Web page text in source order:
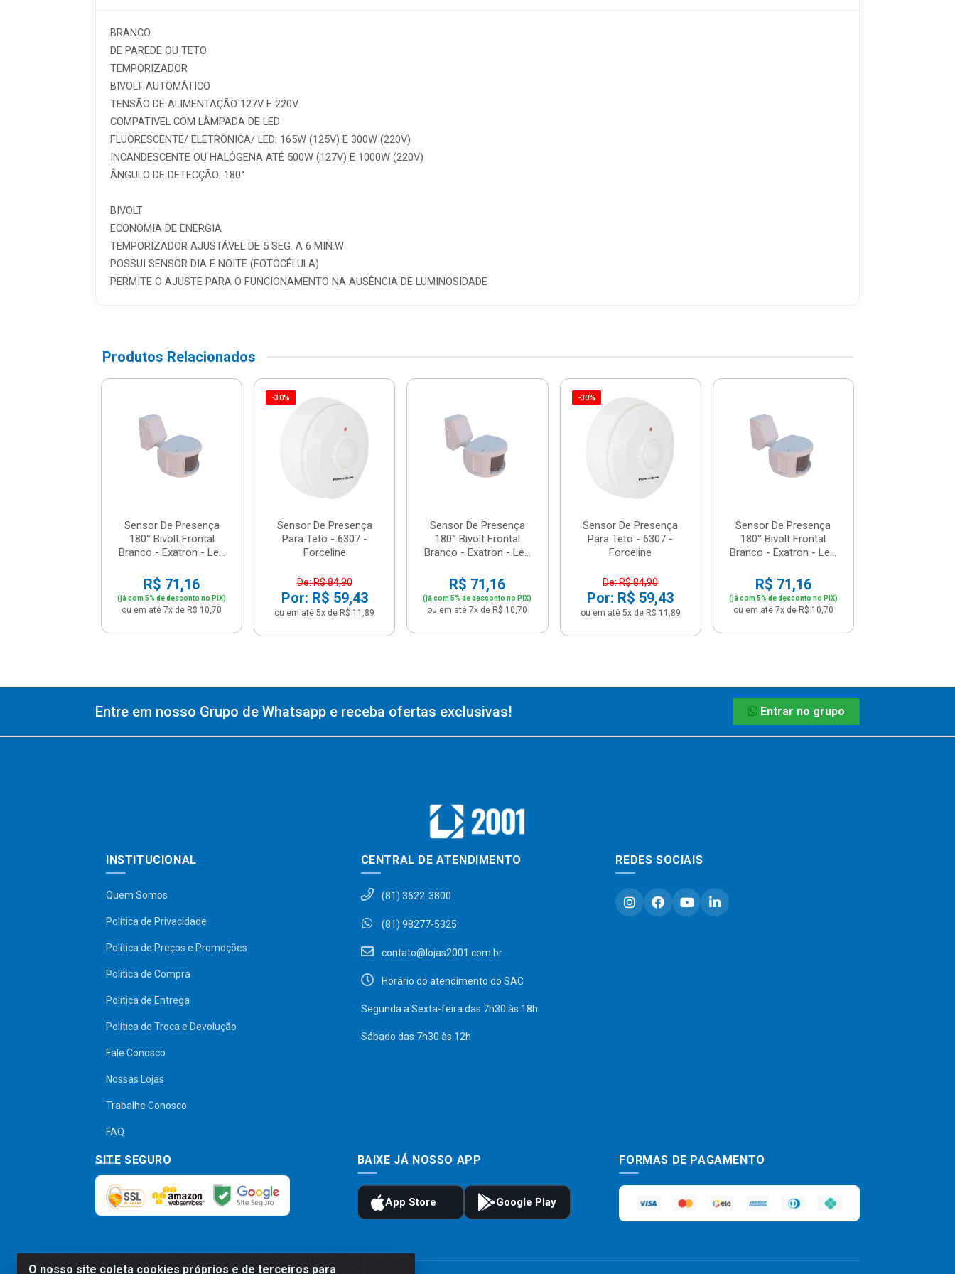
BRANCO
DE PAREDE OU TETO
TEMPORIZADOR
BIVOLT AUTOMÁTICO
TENSÃO DE ALIMENTAÇÃO 127V E 220V
COMPATIVEL COM LÂMPADA DE LED
FLUORESCENTE/ ELETRÔNICA/ LED: 165W (125V) E 300W (220V)
INCANDESCENTE OU HALÓGENA ATÉ 500W (127V) E 1000W (220V)
ÂNGULO DE DETECÇÃO: 180°
BIVOLT
ECONOMIA DE ENERGIA
TEMPORIZADOR AJUSTÁVEL DE 5 SEG. A 6 MIN.W
POSSUI SENSOR DIA E NOITE (FOTOCÉLULA)
PERMITE O AJUSTE PARA O FUNCIONAMENTO NA AUSÊNCIA DE LUMINOSIDADE
Produtos Relacionados
Sensor De Presença
180° Bivolt Frontal
Branco - Exatron - Le...
R$ 71,16
(já com 5% de desconto no PIX)
ou em até 7x de R$ 10,70
-30%
Sensor De Presença
Para Teto - 6307 -
Forceline
De: R$ 84,90
Por: R$ 59,43
ou em até 5x de R$ 11,89
Sensor De Presença
180° Bivolt Frontal
Branco - Exatron - Le...
R$ 71,16
(já com 5% de desconto no PIX)
ou em até 7x de R$ 10,70
-30%
Sensor De Presença
Para Teto - 6307 -
Forceline
De: R$ 84,90
Por: R$ 59,43
ou em até 5x de R$ 11,89
Sensor De Presença
180° Bivolt Frontal
Branco - Exatron - Le...
R$ 71,16
(já com 5% de desconto no PIX)
ou em até 7x de R$ 10,70
O nosso site coleta cookies próprios e de terceiros para
Entre em nosso Grupo de Whatsapp e receba ofertas exclusivas! Entrar no grupo
INSTITUCIONAL
Quem Somos
Política de Privacidade
Política de Preços e Promoções
Política de Compra
Política de Entrega
Política de Troca e Devolução
Fale Conosco
Nossas Lojas
Trabalhe Conosco
FAQ
CENTRAL DE ATENDIMENTO
(81) 3622-3800
(81) 98277-5325
contato@lojas2001.com.br
Horário do atendimento do SAC
Segunda a Sexta-feira das 7h30 às 18h
Sábado das 7h30 às 12h
REDES SOCIAIS
SITE SEGURO BAIXE JÁ NOSSO APP FORMAS DE PAGAMENTO